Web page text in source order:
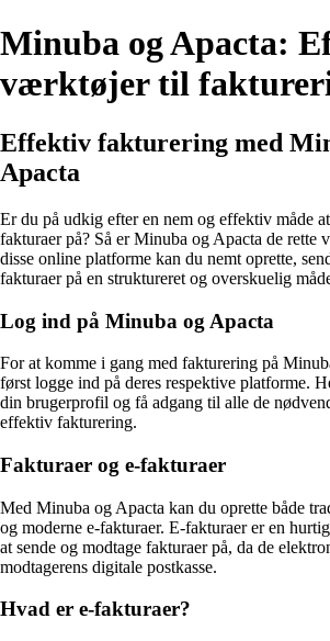
Minuba og Apacta:
værktøjer til
Effektiv fakturering med
Apacta
Er du på udkig efter en nem og effektiv måde
fakturaer på? Så er Minuba og Apacta de
disse online platforme kan du nemt oprette,
fakturaer på en struktureret og overskuelig
Log ind på Minuba og Apacta
For at komme i gang med fakturering på
først logge ind på deres respektive platforme.
din brugerprofil og få adgang til alle de
effektiv fakturering.
Fakturaer og e-fakturaer
Med Minuba og Apacta kan du oprette både
og moderne e-fakturaer. E-fakturaer er en
at sende og modtage fakturaer på, da de
modtagerens digitale postkasse.
Hvad er e-fakturaer?